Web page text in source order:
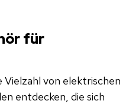
für
Vielzahl von elektrischen
entdecken, die sich